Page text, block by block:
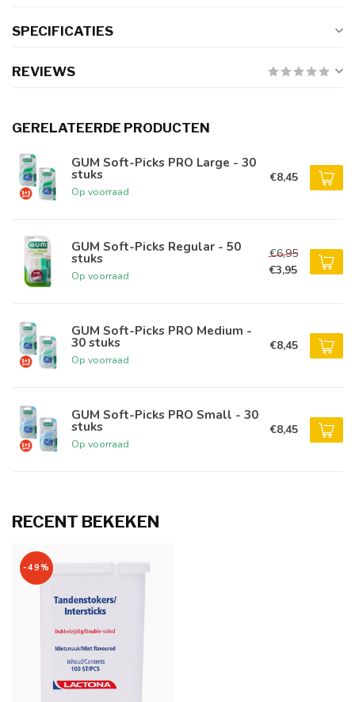
SPECIFICATIES
REVIEWS
GERELATEERDE PRODUCTEN
GUM Soft-Picks PRO Large - 30
stuks
Op voorraad
€8,45
GUM Soft-Picks Regular - 50
stuks
Op voorraad
€6,95
€3,95
GUM Soft-Picks PRO Medium -
30 stuks
Op voorraad
€8,45
GUM Soft-Picks PRO Small - 30
stuks
Op voorraad
€8,45
RECENT BEKEKEN
-49%